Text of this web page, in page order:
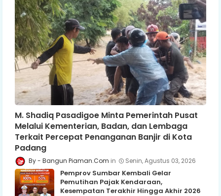
M. Shadiq Pasadigoe Minta Pemerintah Pusat
Melalui Kementerian, Badan, dan Lembaga
Terkait Percepat Penanganan Banjir di Kota
Padang
Bangun Piaman.Com Senin, Agustus 03, 2026
Pemprov Sumbar Kembali Gelar
Pemutihan Pajak Kendaraan,
Kesempatan Terakhir Hingga Akhir 2026